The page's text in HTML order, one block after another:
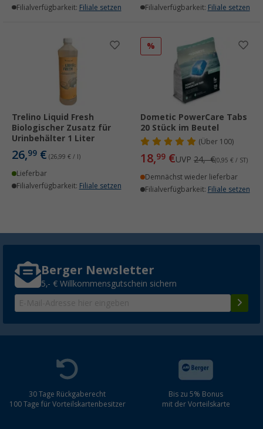
Filialverfügbarkeit: Filiale setzen
Filialverfügbarkeit: Filiale setzen
Trelino Liquid Fresh
Biologischer Zusatz für
Urinbehälter 1 Liter
26,99 € (26,99 € / l)
Lieferbar
Filialverfügbarkeit: Filiale setzen
%
Dometic PowerCare Tabs
20 Stück im Beutel
(Über100)
18,99 €UVP 24,- €(0,95 € / ST)
Demnächst wieder lieferbar
Filialverfügbarkeit: Filiale setzen
Berger Newsletter
5,- € Willkommensgutschein sichern
30 Tage Rückgaberecht
100 Tage für Vorteilskartenbesitzer
Bis zu 5% Bonus
mit der Vorteilskarte